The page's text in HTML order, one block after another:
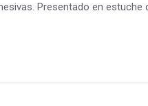
Presentado en estuche